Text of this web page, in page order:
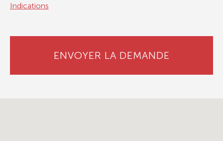
Indications
ENVOYER LA DEMANDE